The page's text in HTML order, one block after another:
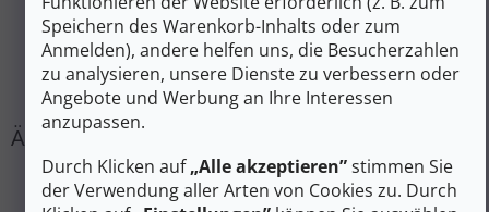
Speichern des Warenkorb-Inhalts oder zum
Anmelden), andere helfen uns, die Besucherzahlen
zu analysieren, unsere Dienste zu verbessern oder
Angebote und Werbung an Ihre Interessen
anzupassen.
Durch Klicken auf„Alle akzeptieren”stimmen Sie
der Verwendung aller Arten von Cookies zu. Durch
Geschlecht:
Unisex
Farbe:
Blau
#sizes_table#: hidden